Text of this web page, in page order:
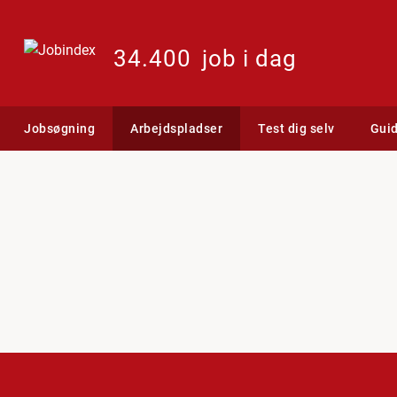
34.400 job i dag
Jobsøgning Arbejdspladser Test dig selv